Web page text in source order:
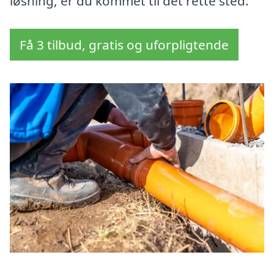
Få 3 tilbud, gratis og uforpligtende